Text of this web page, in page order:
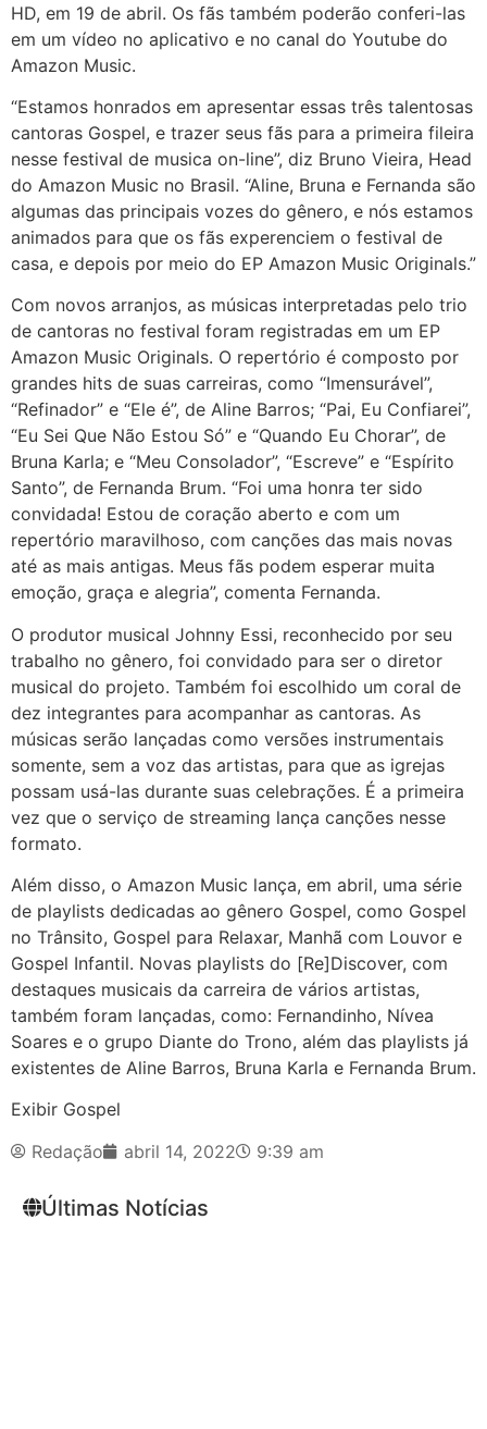
HD, em 19 de abril. Os fãs também poderão conferi-las
em um vídeo no aplicativo e no canal do Youtube do
Amazon Music.
“Estamos honrados em apresentar essas três talentosas
cantoras Gospel, e trazer seus fãs para a primeira fileira
nesse festival de musica on-line”, diz Bruno Vieira, Head
do Amazon Music no Brasil. “Aline, Bruna e Fernanda são
algumas das principais vozes do gênero, e nós estamos
animados para que os fãs experenciem o festival de
casa, e depois por meio do EP Amazon Music Originals.”
Com novos arranjos, as músicas interpretadas pelo trio
de cantoras no festival foram registradas em um EP
Amazon Music Originals. O repertório é composto por
grandes hits de suas carreiras, como “Imensurável”,
“Refinador” e “Ele é”, de Aline Barros; “Pai, Eu Confiarei”,
“Eu Sei Que Não Estou Só” e “Quando Eu Chorar”, de
Bruna Karla; e “Meu Consolador”, “Escreve” e “Espírito
Santo”, de Fernanda Brum. “Foi uma honra ter sido
convidada! Estou de coração aberto e com um
repertório maravilhoso, com canções das mais novas
até as mais antigas. Meus fãs podem esperar muita
emoção, graça e alegria”, comenta Fernanda.
O produtor musical Johnny Essi, reconhecido por seu
trabalho no gênero, foi convidado para ser o diretor
musical do projeto. Também foi escolhido um coral de
dez integrantes para acompanhar as cantoras. As
músicas serão lançadas como versões instrumentais
somente, sem a voz das artistas, para que as igrejas
possam usá-las durante suas celebrações. É a primeira
vez que o serviço de streaming lança canções nesse
formato.
Além disso, o Amazon Music lança, em abril, uma série
de playlists dedicadas ao gênero Gospel, como Gospel
no Trânsito, Gospel para Relaxar, Manhã com Louvor e
Gospel Infantil. Novas playlists do [Re]Discover, com
destaques musicais da carreira de vários artistas,
também foram lançadas, como: Fernandinho, Nívea
Soares e o grupo Diante do Trono, além das playlists já
existentes de Aline Barros, Bruna Karla e Fernanda Brum.
Exibir Gospel
Redação
abril 14, 2022 9:39 am
Últimas Notícias